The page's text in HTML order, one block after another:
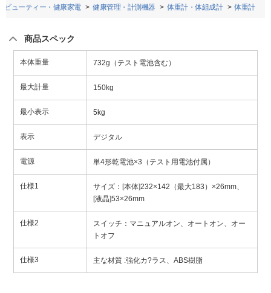
ビューティー・健康家電 健康管理・計測機器 体重計・体組成計 体重計
商品スペック
本体重量 732g（テスト電池含む）
最大計量 150kg
最小表示 5kg
表示 デジタル
電源 単4形乾電池×3（テスト用電池付属）
仕様1
サイズ：[本体]232×142（最大183）×26mm、
[液晶]53×26mm
仕様2
スイッチ：マニュアルオン、オートオン、オー
トオフ
仕様3 主な材質 :強化カ?ラス、ABS樹脂